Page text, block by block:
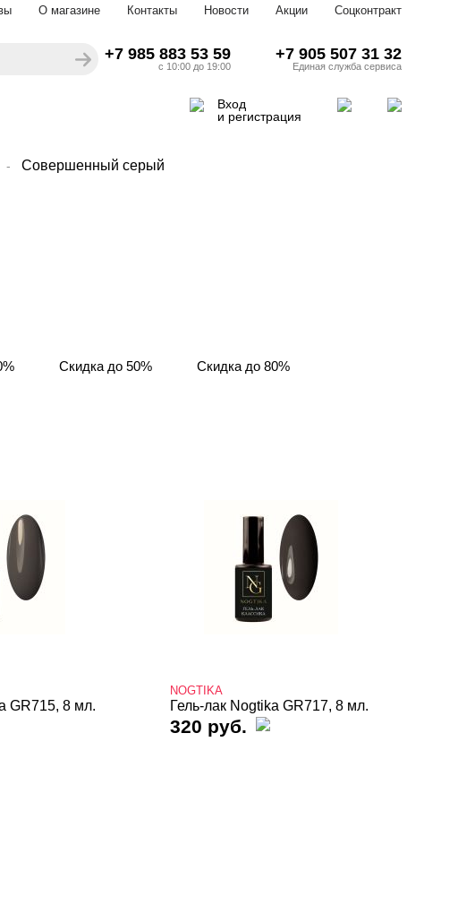
О магазине Контакты Новости Акции Соцконтракт
+7 985 883 53 59
с 10:00 до 19:00
+7 905 507 31 32
Единая служба сервиса
Вход
и регистрация
Совершенный серый
Скидка до 50% Скидка до 80%
GR715, 8 мл.
NOGTIKA
Гель-лак Nogtika GR717, 8 мл.
320 руб.